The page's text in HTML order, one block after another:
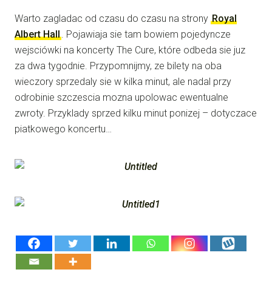
Warto zagladac od czasu do czasu na strony Royal
Albert Hall . Pojawiaja sie tam bowiem pojedyncze
wejsciówki na koncerty The Cure, które odbeda sie juz
za dwa tygodnie. Przypomnijmy, ze bilety na oba
wieczory sprzedaly sie w kilka minut, ale nadal przy
odrobinie szczescia mozna upolowac ewentualne
zwroty. Przyklady sprzed kilku minut ponizej – dotyczace
piatkowego koncertu…